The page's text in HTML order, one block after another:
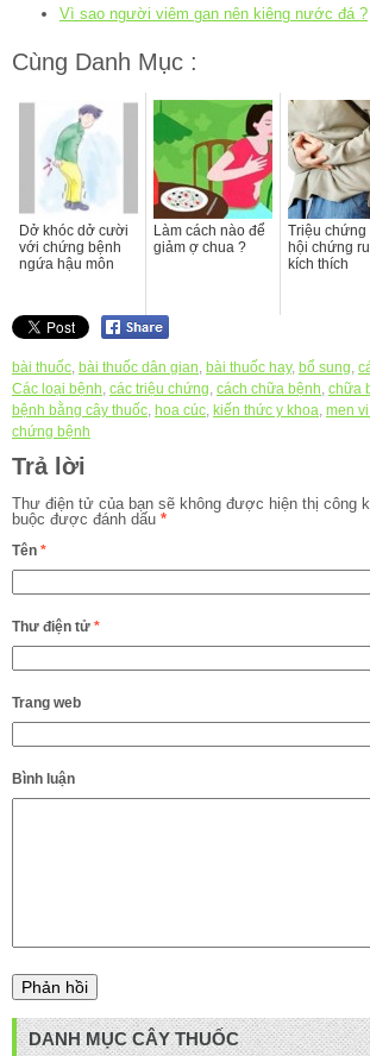
Vì sao người viêm gan nên kiêng nước đá ?
Cùng Danh Mục :
Dở khóc dở cười
với chứng bệnh
ngứa hậu môn
Làm cách nào để
giảm ợ chua ?
Triệu chứng
hội chứng
kích thích
bài thuốc, bài thuốc dân gian, bài thuốc hay, bổ sung,
Các loại bệnh, các triệu chứng, cách chữa bệnh, chữa
bệnh bằng cây thuốc, hoa cúc, kiến thức y khoa, men
chứng bệnh
Trả lời
Thư điện tử của bạn sẽ không được hiện thị công
buộc được đánh dấu *
Tên *
Thư điện tử *
Trang web
Bình luận
DANH MỤC CÂY THUỐC